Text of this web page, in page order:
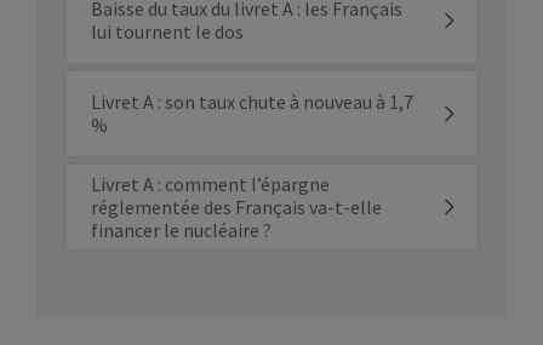
Baisse du taux du livret A : les Français
lui tournent le dos
Livret A : son taux chute à nouveau à 1,7
%
Livret A : comment l’épargne
réglementée des Français va-t-elle
financer le nucléaire ?